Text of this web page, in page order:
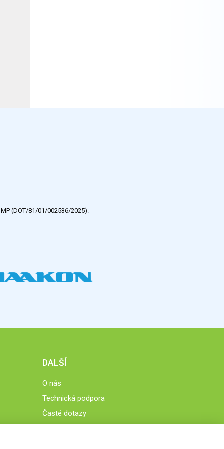
(DOT/81/01/002536/2025).
DALŠÍ
O nás
Technická podpora
Časté dotazy